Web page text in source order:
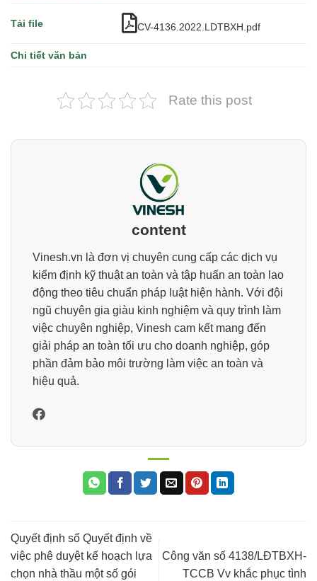
Tải file CV-4136.2022.LDTBXH.pdf
Chi tiết văn bản
Rate this post
content
Vinesh.vn là đơn vị chuyên cung cấp các dịch vụ
kiểm định kỹ thuật an toàn và tập huấn an toàn lao
động theo tiêu chuẩn pháp luật hiện hành. Với đội
ngũ chuyên gia giàu kinh nghiệm và quy trình làm
việc chuyên nghiệp, Vinesh cam kết mang đến
giải pháp an toàn tối ưu cho doanh nghiệp, góp
phần đảm bảo môi trường làm việc an toàn và
hiệu quả.
Quyết định số Quyết định về
việc phê duyệt kế hoạch lựa
chọn nhà thầu một số gói
Công văn số 4138/LĐTBXH-
TCCB Vv khắc phục tình